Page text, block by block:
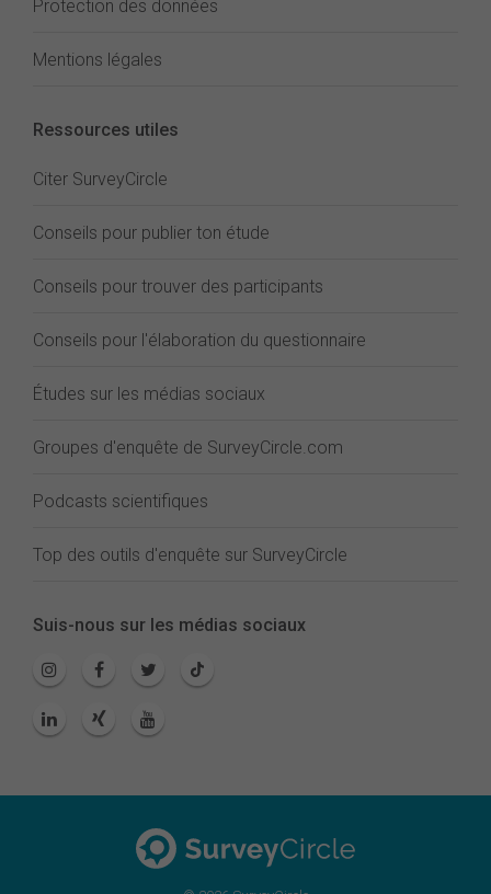
Protection des données
Mentions légales
Ressources utiles
Citer SurveyCircle
Conseils pour publier ton étude
Conseils pour trouver des participants
Conseils pour l'élaboration du questionnaire
Études sur les médias sociaux
Groupes d'enquête de SurveyCircle.com
Podcasts scientifiques
Top des outils d'enquête sur SurveyCircle
Suis-nous sur les médias sociaux